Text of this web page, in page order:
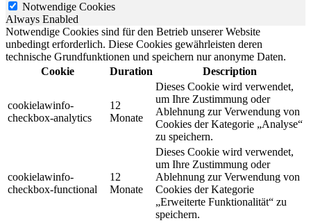
Notwendige Cookies
Always Enabled
Notwendige Cookies sind für den Betrieb unserer Website
unbedingt erforderlich. Diese Cookies gewährleisten deren
technische Grundfunktionen und speichern nur anonyme Daten.
Cookie
Duration Description
cookielawinfo-
checkbox-analytics
12
Monate
Dieses Cookie wird verwendet,
um Ihre Zustimmung oder
Ablehnung zur Verwendung von
Cookies der Kategorie „Analyse“
zu speichern.
cookielawinfo-
checkbox-functional
12
Monate
Dieses Cookie wird verwendet,
um Ihre Zustimmung oder
Ablehnung zur Verwendung von
Cookies der Kategorie
„Erweiterte Funktionalität“ zu
speichern.